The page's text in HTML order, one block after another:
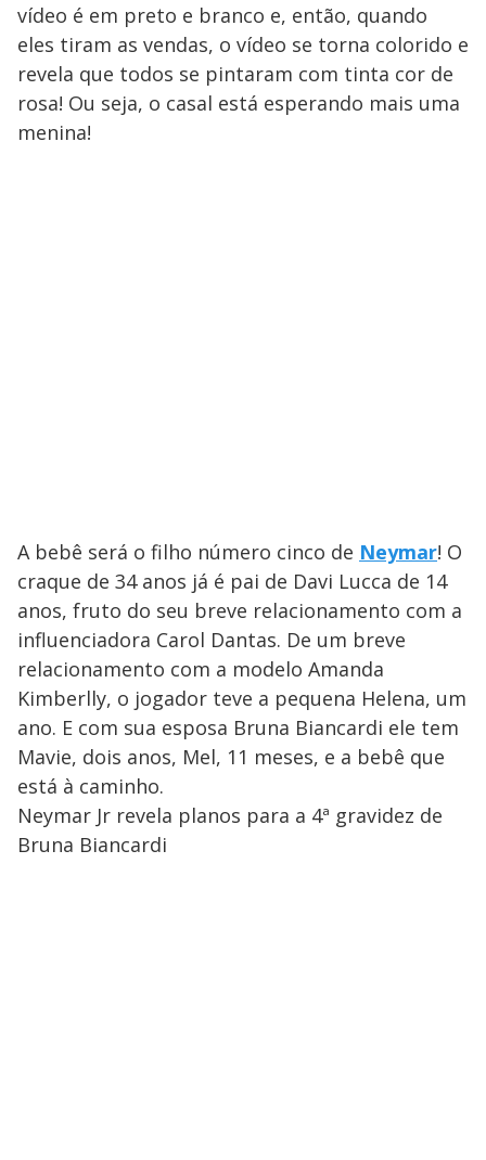
vídeo é em preto e branco e, então, quando
eles tiram as vendas, o vídeo se torna colorido e
revela que todos se pintaram com tinta cor de
rosa! Ou seja, o casal está esperando mais uma
menina!
A bebê será o filho número cinco de Neymar! O
craque de 34 anos já é pai de Davi Lucca de 14
anos, fruto do seu breve relacionamento com a
influenciadora Carol Dantas. De um breve
relacionamento com a modelo Amanda
Kimberlly, o jogador teve a pequena Helena, um
ano. E com sua esposa Bruna Biancardi ele tem
Mavie, dois anos, Mel, 11 meses, e a bebê que
está à caminho.
Neymar Jr revela planos para a 4ª gravidez de
Bruna Biancardi